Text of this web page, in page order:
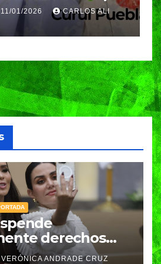
CARLOS ALI
derechos
Nayeli Salvatori
VERÓNICA ANDRADE CRUZ